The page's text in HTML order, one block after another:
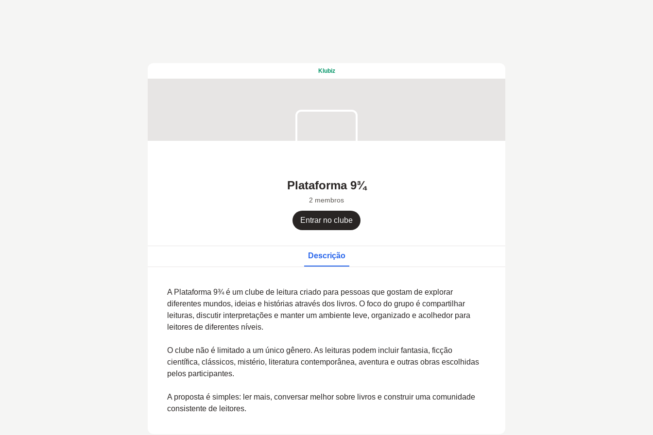
Klubiz
Plataforma 9¾
2 membros
Entrar no clube
Descrição
A Plataforma 9¾ é um clube de leitura criado para pessoas que gostam de explorar
diferentes mundos, ideias e histórias através dos livros. O foco do grupo é compartilhar
leituras, discutir interpretações e manter um ambiente leve, organizado e acolhedor para
leitores de diferentes níveis.
O clube não é limitado a um único gênero. As leituras podem incluir fantasia, ficção
científica, clássicos, mistério, literatura contemporânea, aventura e outras obras escolhidas
pelos participantes.
A proposta é simples: ler mais, conversar melhor sobre livros e construir uma comunidade
consistente de leitores.